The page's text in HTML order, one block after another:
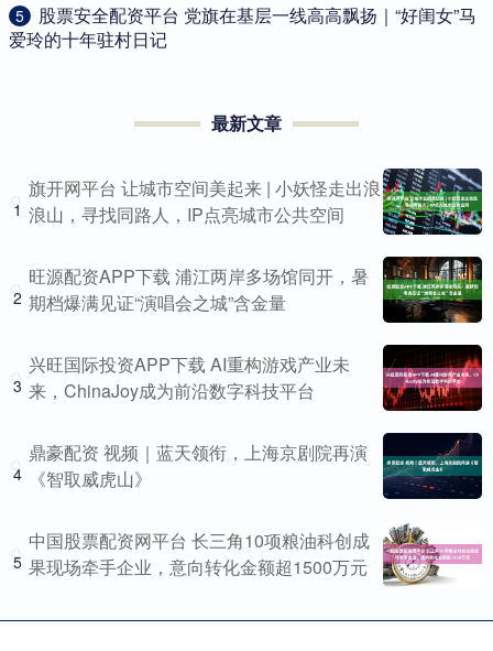
5
​股票安全配资平台 党旗在基层一线高高飘扬｜“好闺女”马
爱玲的十年驻村日记
最新文章
1
旗开网平台 让城市空间美起来 | 小妖怪走出浪
浪山，寻找同路人，IP点亮城市公共空间
2
旺源配资APP下载 浦江两岸多场馆同开，暑
期档爆满见证“演唱会之城”含金量
3
兴旺国际投资APP下载 AI重构游戏产业未
来，ChinaJoy成为前沿数字科技平台
4
鼎豪配资 视频｜蓝天领衔，上海京剧院再演
《智取威虎山》
5
中国股票配资网平台 长三角10项粮油科创成
果现场牵手企业，意向转化金额超1500万元